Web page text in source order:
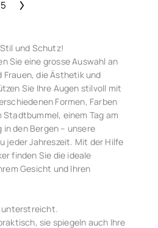
und Schutz!
Sie eine grosse Auswahl an
Frauen, die Ästhetik und
Sie Ihre Augen stilvoll mit
Formen, Farben
einem Tag am
den Bergen – unsere
jeder Jahreszeit. Mit der Hilfe
finden Sie die ideale
Gesicht und Ihren
unterstreicht.
sie spiegeln auch Ihre